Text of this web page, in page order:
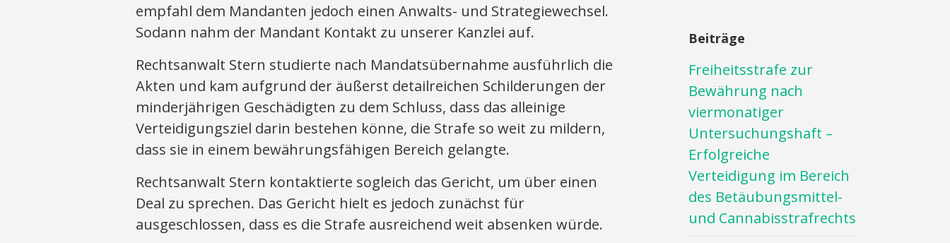
empfahl dem Mandanten jedoch einen Anwalts- und Strategiewechsel.
Sodann nahm der Mandant Kontakt zu unserer Kanzlei auf.
Rechtsanwalt Stern studierte nach Mandatsübernahme ausführlich die
Akten und kam aufgrund der äußerst detailreichen Schilderungen der
minderjährigen Geschädigten zu dem Schluss, dass das alleinige
Verteidigungsziel darin bestehen könne, die Strafe so weit zu mildern,
dass sie in einem bewährungsfähigen Bereich gelangte.
Rechtsanwalt Stern kontaktierte sogleich das Gericht, um über einen
Deal zu sprechen. Das Gericht hielt es jedoch zunächst für
ausgeschlossen, dass es die Strafe ausreichend weit absenken würde.
Beiträge
Freiheitsstrafe zur
Bewährung nach
viermonatiger
Untersuchungshaft –
Erfolgreiche
Verteidigung im Bereich
des Betäubungsmittel-
und Cannabisstrafrechts